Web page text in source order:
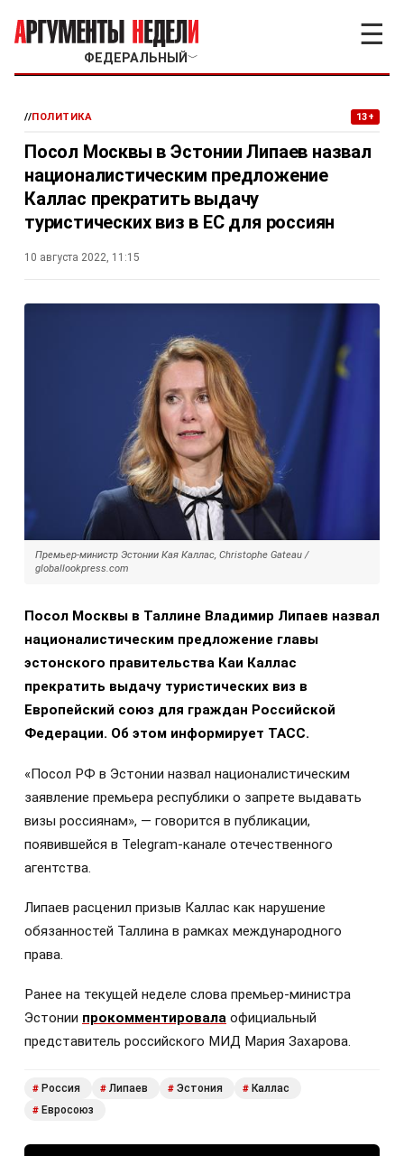
ФЕДЕРАЛЬНЫЙ ﹀
☰
//ПОЛИТИКА 13+
Посол Москвы в Эстонии Липаев назвал
националистическим предложение
Каллас прекратить выдачу
туристических виз в ЕС для россиян
10 августа 2022, 11:15
Премьер-министр Эстонии Кая Каллас, Christophe Gateau /
globallookpress.com
Посол Москвы в Таллине Владимир Липаев назвал
националистическим предложение главы
эстонского правительства Каи Каллас
прекратить выдачу туристических виз в
Европейский союз для граждан Российской
Федерации. Об этом информирует ТАСС.
«Посол РФ в Эстонии назвал националистическим
заявление премьера республики о запрете выдавать
визы россиянам», — говорится в публикации,
появившейся в Telegram-канале отечественного
агентства.
Липаев расценил призыв Каллас как нарушение
обязанностей Таллина в рамках международного
права.
Ранее на текущей неделе слова премьер-министра
Эстонии прокомментировала официальный
представитель российского МИД Мария Захарова.
# Россия # Липаев # Эстония # Каллас
# Евросоюз